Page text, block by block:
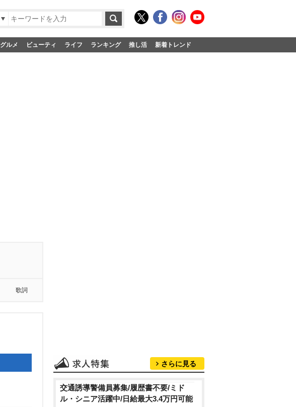
グルメ ビューティ ライフ ランキング 推し活 新着トレンド
歌詞
さらに見る
交通誘導警備員募集/履歴書不要/ミド
ル・シニア活躍中/日給最大3.4万円可能